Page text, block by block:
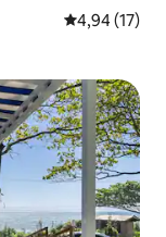
4,94 av 5 i
4,94 (17)